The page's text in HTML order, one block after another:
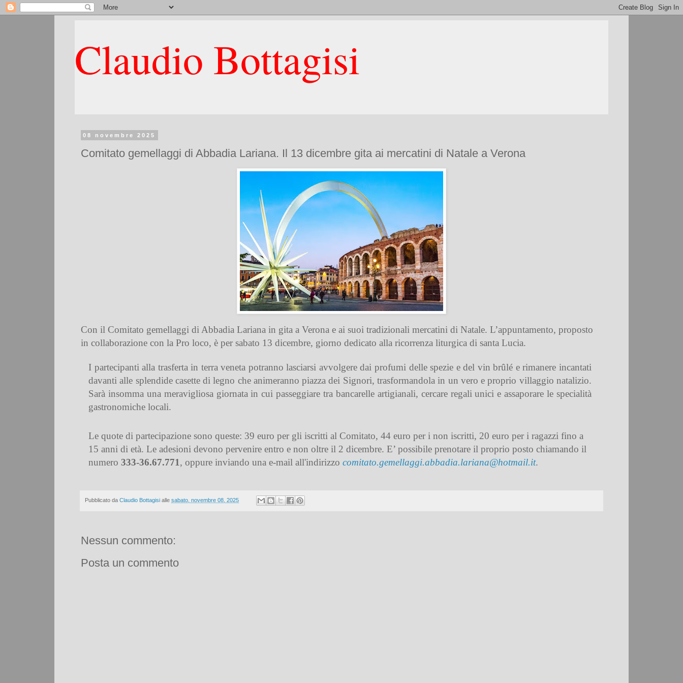
Claudio Bottagisi
08 novembre 2025
Comitato gemellaggi di Abbadia Lariana. Il 13 dicembre gita ai mercatini di Natale a Verona
Con il Comitato gemellaggi di Abbadia Lariana in gita a Verona e ai suoi tradizionali mercatini di Natale. L’appuntamento, proposto
in collaborazione con la Pro loco, è per sabato 13 dicembre, giorno dedicato alla ricorrenza liturgica di santa Lucia.
I partecipanti alla trasferta in terra veneta potranno lasciarsi avvolgere dai profumi delle spezie e del vin brûlé e rimanere incantati
davanti alle splendide casette di legno che animeranno piazza dei Signori, trasformandola in un vero e proprio villaggio natalizio.
Sarà insomma una meravigliosa giornata in cui passeggiare tra bancarelle artigianali, cercare regali unici e assaporare le specialità
gastronomiche locali.
Le quote di partecipazione sono queste: 39 euro per gli iscritti al Comitato, 44 euro per i non iscritti, 20 euro per i ragazzi fino a
15 anni di età. Le adesioni devono pervenire entro e non oltre il 2 dicembre. E’ possibile prenotare il proprio posto chiamando il
numero 333-36.67.771, oppure inviando una e-mail all'indirizzo comitato.gemellaggi.abbadia.lariana@hotmail.it.
Pubblicato da Claudio Bottagisi alle sabato, novembre 08, 2025
Nessun commento:
Posta un commento